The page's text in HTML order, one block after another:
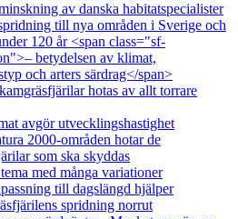
av danska habitatspecialister
till nya områden i Sverige och
120 år <span class="sf-
betydelsen av klimat,
och arters särdrag</span>
hotas av allt torrare
avgör utvecklingshastighet
2000-områden hotar de
som ska skyddas
med många variationer
till dagslängd hjälper
spridning norrut